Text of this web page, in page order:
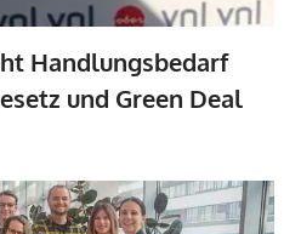
Handlungsbedarf
und Green Deal